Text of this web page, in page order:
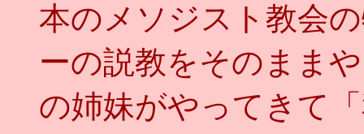
本のメソジスト教会
ーの説教をそのまま
の姉妹がやってきて